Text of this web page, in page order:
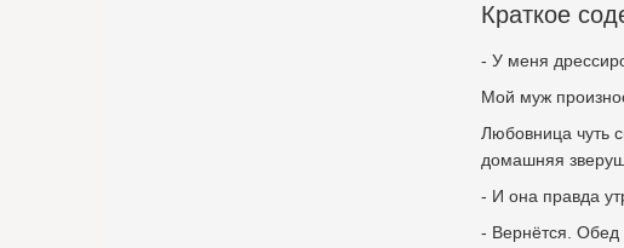
Краткое
- У меня
Мой муж
Любовница чуть
домашняя
- И она правда
- Вернётся. Обед